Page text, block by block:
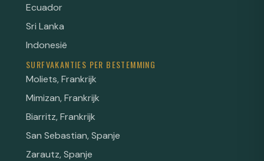
Ecuador
Sri Lanka
Indonesië
SURFVAKANTIES PER BESTEMMING
Moliets, Frankrijk
Mimizan, Frankrijk
Biarritz, Frankrijk
San Sebastian, Spanje
Zarautz, Spanje